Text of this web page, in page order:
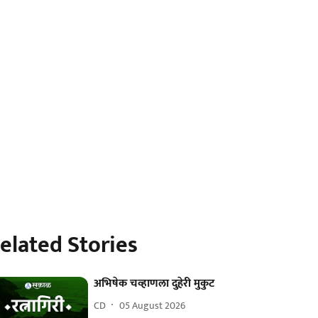
Stories
अभिषेक चव्हाणला दुहेरी मुकुट
CD 05 August 2026